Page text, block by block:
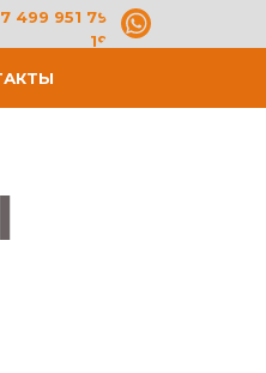
499 951 79
19